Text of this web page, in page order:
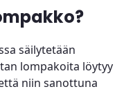
säilytetään
lompakoita löytyy
niin sanottuna